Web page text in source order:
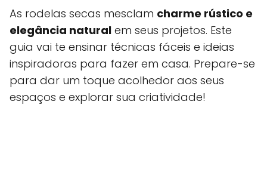
As rodelas secas mesclam charme rústico e
elegância natural em seus projetos. Este
guia vai te ensinar técnicas fáceis e ideias
inspiradoras para fazer em casa. Prepare-se
para dar um toque acolhedor aos seus
espaços e explorar sua criatividade!